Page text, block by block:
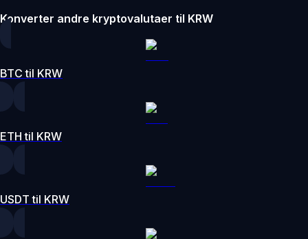
Konverter andre kryptovalutaer til KRW
BTC til KRW
ETH til KRW
USDT til KRW